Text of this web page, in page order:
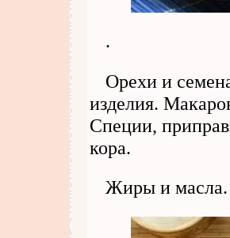
.
Орехи и
изделия.
Специи,
кора.
Жиры и масла.